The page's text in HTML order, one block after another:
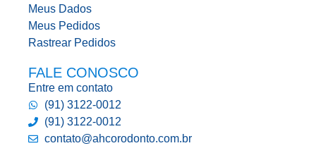
Meus Dados
Meus Pedidos
Rastrear Pedidos
FALE CONOSCO
Entre em contato
(91) 3122-0012
(91) 3122-0012
contato@ahcorodonto.com.br